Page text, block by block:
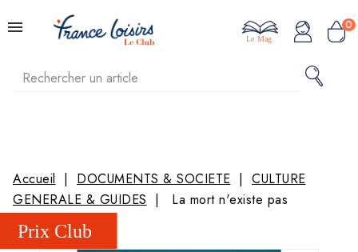
0
Le Mag
Accueil DOCUMENTS & SOCIETE
CULTURE
GENERALE & GUIDES
La mort n'existe pas